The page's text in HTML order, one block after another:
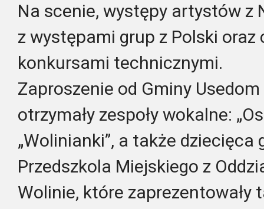
Na scenie, występy artystów z
z występami grup z Polski
konkursami technicznymi.
Zaproszenie od Gminy
otrzymały zespoły wokalne:
„Wolinianki”, a także dziecięca
Przedszkola Miejskiego z
Wolinie, które zaprezentowały